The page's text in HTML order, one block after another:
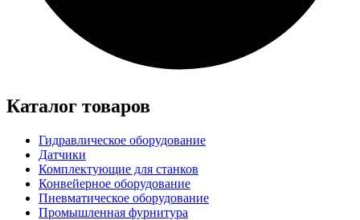
Каталог товаров
Гидравлическое оборудование
Датчики
Комплектующие для станков
Конвейерное оборудование
Пневматическое оборудование
Промышленная фурнитура